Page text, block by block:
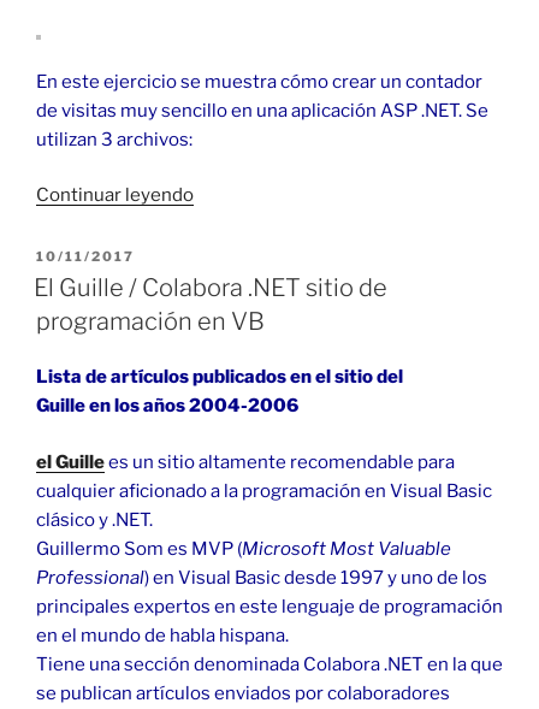
En este ejercicio se muestra cómo crear un contador
de visitas muy sencillo en una aplicación ASP .NET. Se
utilizan 3 archivos:
Continuar leyendo«Contador
.NET
XML
en
(1)»
PUBLICADO
EL
10/11/2017
El Guille / Colabora .NET sitio de
programación en VB
Lista de artículos publicados en el sitio del
Guille en los años 2004-2006
el Guillees un sitio altamente recomendable para
cualquier aficionado a la programación en Visual Basic
clásico y .NET.
Guillermo Som es MVP (Microsoft Most Valuable
Professional) en Visual Basic desde 1997 y uno de los
principales expertos en este lenguaje de programación
en el mundo de habla hispana.
Tiene una sección denominada Colabora .NET en la que
se publican artículos enviados por colaboradores